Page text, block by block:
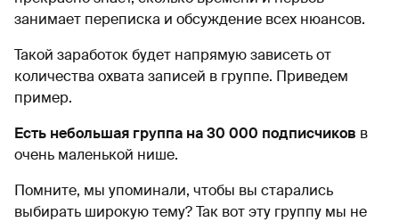
занимает переписка и обсуждение всех нюансов.
Такой заработок будет напрямую зависеть от
количества охвата записей в группе. Приведем
пример.
Есть небольшая группа на 30 000 подписчиков в
очень маленькой нише.
Помните, мы упоминали, чтобы вы старались
выбирать широкую тему? Так вот эту группу мы не